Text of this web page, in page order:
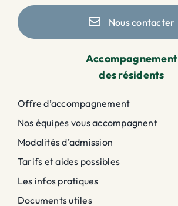
Nous contacter
Accompagnement
des résidents
Offre d’accompagnement
Nos équipes vous accompagnent
Modalités d’admission
Tarifs et aides possibles
Les infos pratiques
Documents utiles